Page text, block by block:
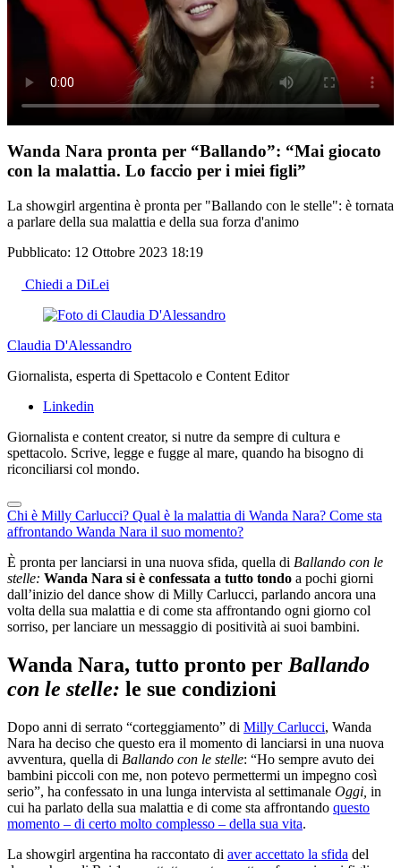
Wanda Nara pronta per “Ballando”: “Mai giocato
con la malattia. Lo faccio per i miei figli”
La showgirl argentina è pronta per "Ballando con le stelle": è tornata
a parlare della sua malattia e della sua forza d'animo
Pubblicato: 12 Ottobre 2023 18:19
Chiedi a DiLei
Claudia D'Alessandro
Giornalista, esperta di Spettacolo e Content Editor
Linkedin
Giornalista e content creator, si nutre da sempre di cultura e
spettacolo. Scrive, legge e fugge al mare, quando ha bisogno di
riconciliarsi col mondo.
Chi è Milly Carlucci? Qual è la malattia di Wanda Nara? Come sta
affrontando Wanda Nara il suo momento?
È pronta per lanciarsi in una nuova sfida, quella di Ballando con le
stelle: Wanda Nara si è confessata a tutto tondo a pochi giorni
dall’inizio del dance show di Milly Carlucci, parlando ancora una
volta della sua malattia e di come sta affrontando ogni giorno col
sorriso, per lanciare un messaggio di positività ai suoi bambini.
Wanda Nara, tutto pronto per Ballando
con le stelle: le sue condizioni
Dopo anni di serrato “corteggiamento” di Milly Carlucci, Wanda
Nara ha deciso che questo era il momento di lanciarsi in una nuova
avventura, quella di Ballando con le stelle: “Ho sempre avuto dei
bambini piccoli con me, non potevo permettermi un impegno così
serio”, ha confessato in una lunga intervista al settimanale Oggi, in
cui ha parlato della sua malattia e di come sta affrontando questo
momento – di certo molto complesso – della sua vita.
La showgirl argentina ha raccontato di aver accettato la sfida del